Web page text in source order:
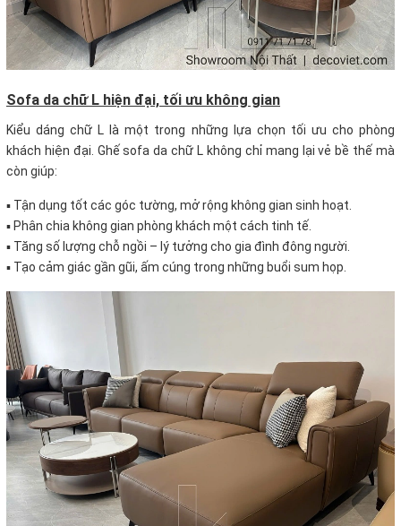
Sofa da chữ L hiện đại, tối ưu không gian
Kiểu dáng chữ L là một trong những lựa chọn tối ưu cho phòng
khách hiện đại. Ghế sofa da chữ L không chỉ mang lại vẻ bề thế mà
còn giúp:
▪ Tận dụng tốt các góc tường, mở rộng không gian sinh hoạt.
▪ Phân chia không gian phòng khách một cách tinh tế.
▪ Tăng số lượng chỗ ngồi – lý tưởng cho gia đình đông người.
▪ Tạo cảm giác gần gũi, ấm cúng trong những buổi sum họp.